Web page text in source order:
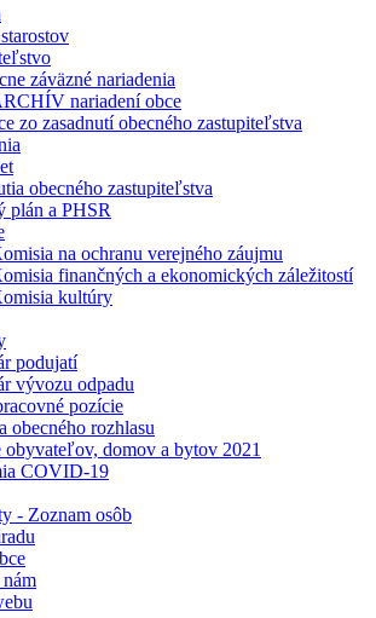
záväzné nariadenia
nariadení obce
zo zasadnutí obecného zastupiteľstva
obecného zastupiteľstva
plán a PHSR
na ochranu verejného záujmu
finančných a ekonomických záležitostí
kultúry
podujatí
vývozu odpadu
pozície
obecného rozhlasu
obyvateľov, domov a bytov 2021
COVID-19
- Zoznam osôb